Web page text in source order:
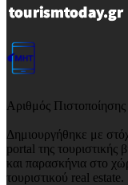
Αριθμός
Δημιουργήθηκε με
portal της τουριστικής
και παρασκήνια στο
τουριστικού real estate.